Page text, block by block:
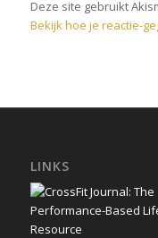
Deze site gebruikt
Bekijk hoe je reactie-
LINKS